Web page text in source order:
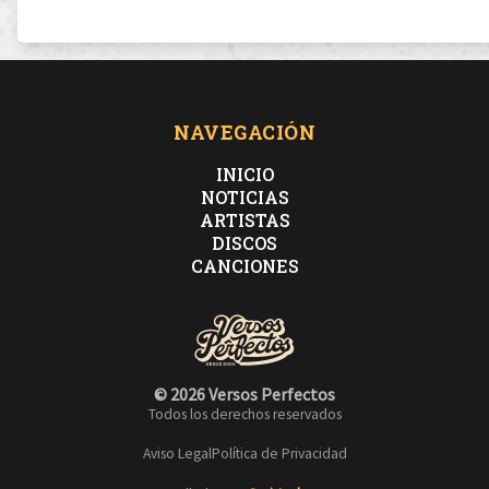
NAVEGACIÓN
INICIO
NOTICIAS
ARTISTAS
DISCOS
CANCIONES
© 2026 Versos Perfectos
Todos los derechos reservados
Aviso LegalPolítica de Privacidad